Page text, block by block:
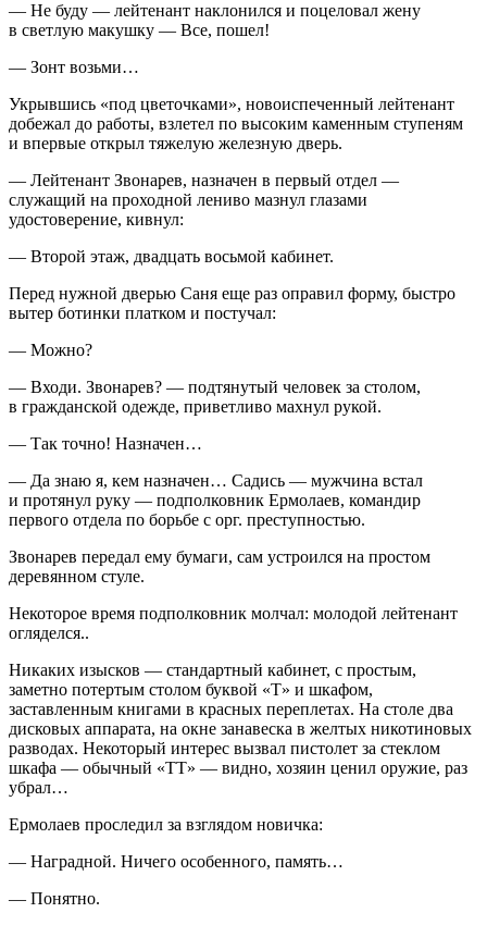
— Не буду — лейтенант наклонился и поцеловал жену
в светлую макушку — Все, пошел!
— Зонт возьми…
Укрывшись «под цветочками», новоиспеченный лейтенант
добежал до работы, взлетел по высоким каменным ступеням
и впервые открыл тяжелую железную дверь.
— Лейтенант Звонарев, назначен в первый отдел —
служащий на проходной лениво мазнул глазами
удостоверение, кивнул:
— Второй этаж, двадцать восьмой кабинет.
Перед нужной дверью Саня еще раз оправил форму, быстро
вытер ботинки платком и постучал:
— Можно?
— Входи. Звонарев? — подтянутый человек за столом,
в гражданской одежде, приветливо махнул рукой.
— Так точно! Назначен…
— Да знаю я, кем назначен… Садись — мужчина встал
и протянул руку — подполковник Ермолаев, командир
первого отдела по борьбе с орг. преступностью.
Звонарев передал ему бумаги, сам устроился на простом
деревянном стуле.
Некоторое время подполковник молчал: молодой лейтенант
огляделся..
Никаких изысков — стандартный кабинет, с простым,
заметно потертым столом буквой «Т» и шкафом,
заставленным книгами в красных переплетах. На столе два
дисковых аппарата, на окне занавеска в желтых никотиновых
разводах. Некоторый интерес вызвал пистолет за стеклом
шкафа — обычный «ТТ» — видно, хозяин ценил оружие, раз
убрал…
Ермолаев проследил за взглядом новичка:
— Наградной. Ничего особенного, память…
— Понятно.